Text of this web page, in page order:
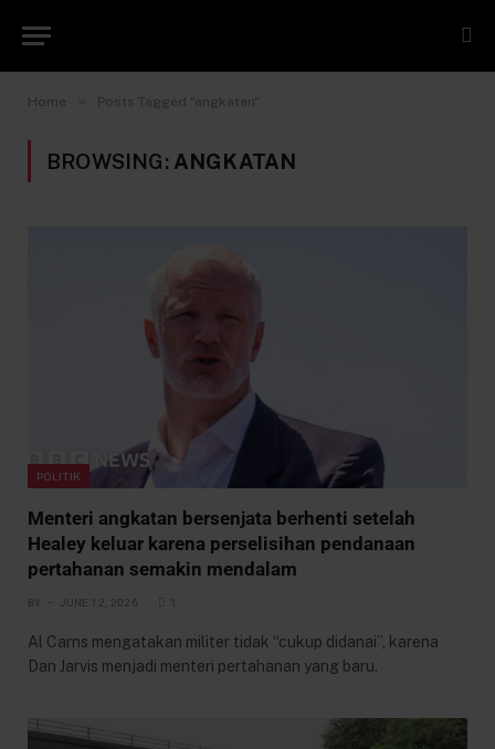
Home Posts Tagged "angkatan"
BROWSING: ANGKATAN
POLITIK
Menteri angkatan bersenjata berhenti setelah
Healey keluar karena perselisihan pendanaan
pertahanan semakin mendalam
BY JUNE 12, 2026
Al Carns mengatakan militer tidak “cukup didanai”, karena
Dan Jarvis menjadi menteri pertahanan yang baru.